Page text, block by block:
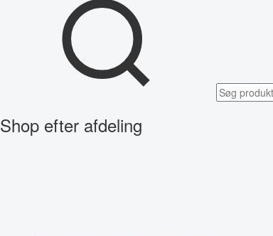
Shop efter afdeling